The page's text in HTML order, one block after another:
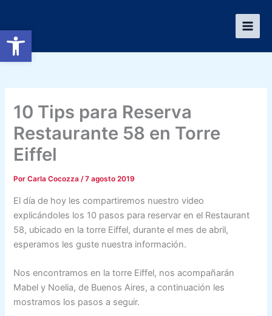
Abrir barra de herramientas
contenido
10 Tips para Reserva
Restaurante 58 en Torre
Eiffel
PorCarla Cocozza/7 agosto 2019
El día de hoy les compartiremos nuestro video
explicándoles los 10 pasos para reservar en el Restaurant
58, ubicado en la torre Eiffel, durante el mes de abril,
esperamos les guste nuestra información.
Nos encontramos en la torre Eiffel, nos acompañarán
Mabel y Noelia, de Buenos Aires, a continuación les
mostramos los pasos a seguir.